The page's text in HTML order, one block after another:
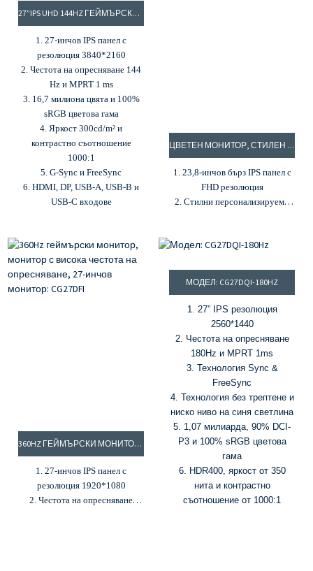
цветова гама
27”IPS UHD 144HZ ГЕЙМЪРСКИ МОНИТОР, 4K МОНИТОР, 3840*2160 МОНИТОР: CG27DUI-144HZ
1. 27-инчов IPS панел с
резолюция 3840*2160
2. Честота на опресняване 144
Hz и MPRT 1 ms
3. 16,7 милиона цвята и 100%
sRGB цветова гама
4. Яркост 300cd/m² и
контрастно съотношение
1000:1
5. G-Sync и FreeSync
6. HDMI, DP, USB-A, USB-B и
USB-C входове
ЦВЕТЕН МОНИТОР, СТИЛЕН ЦВЕТЕН ГЕЙМЪРСКИ МОНИТОР, 200HZ ГЕЙМЪРСКИ МОНИТОР: ЦВЕТЕН CG24DFI
1. 23,8-инчов бърз IPS панел с
FHD резолюция
2. Стилни персонализируеми
3. Време за реакция 1ms MPRT
4. Контрастно съотношение
1000:1 и яркост 300cd/m²
5. Поддръжка на HDR
360HZ ГЕЙМЪРСКИ МОНИТОР, МОНИТОР С ВИСОКА ЧЕСТОТА НА ОПРЕСНЯВАНЕ, 27-ИНЧОВ МОНИТОР: CG27DFI
1. 27-инчов IPS панел с
резолюция 1920*1080
2. Честота на опресняване
МОДЕЛ: CG27DQI-180HZ
1. 27” IPS резолюция
2560*1440
2. Честота на опресняване
180Hz и MPRT 1ms
3. Технология Sync &
FreeSync
4. Технология без трептене и
ниско ниво на синя светлина
5. 1,07 милиарда, 90% DCI-
P3 и 100% sRGB цветова
гама
6. HDR400, яркост от 350
нита и контрастно
съотношение от 1000:1